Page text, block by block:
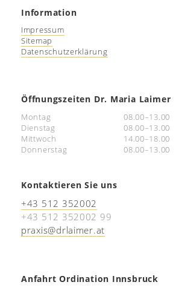
Information
Impressum
Sitemap
Datenschutzerklärung
Öffnungszeiten Dr. Maria Laimer
Montag
08.00–13.00
Dienstag
08.00–13.00
Mittwoch
14.00–18.00
Donnerstag
08.00–13.00
Kontaktieren Sie uns
+43 512 352002
+43 512 352002 99
praxis@drlaimer.at
Anfahrt Ordination Innsbruck